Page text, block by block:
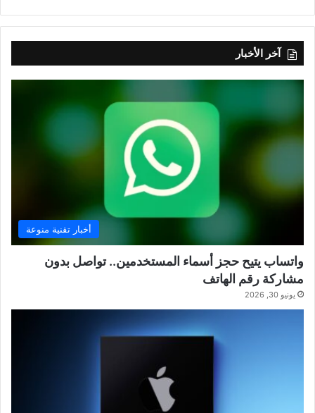
آخر الأخبار
أخبار تقنية منوعة
واتساب يتيح حجز أسماء المستخدمين.. تواصل بدون
مشاركة رقم الهاتف
يونيو 30, 2026